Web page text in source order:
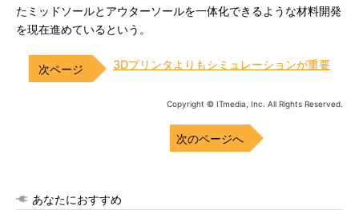
たミッドソールとアウターソールを一体化できるような材料開発
を現在進めているという。
3Dプリンタよりもシミュレーションが重要
Copyright © ITmedia, Inc. All Rights Reserved.
次のページへ
あなたにおすすめ